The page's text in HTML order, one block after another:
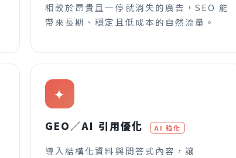
相較於昂貴且一停就消失的廣告，SEO 能
帶來長期、穩定且低成本的自然流量。
✦
GEO／AI 引用優化 AI 強化
導入結構化資料與問答式內容，讓